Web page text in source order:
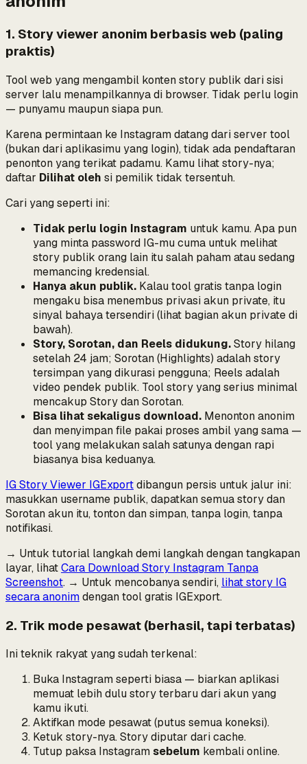
1. Story viewer anonim berbasis web (paling
praktis)
Tool web yang mengambil konten story publik dari sisi
server lalu menampilkannya di browser. Tidak perlu login
— punyamu maupun siapa pun.
Karena permintaan ke Instagram datang dari server tool
(bukan dari aplikasimu yang login), tidak ada pendaftaran
penonton yang terikat padamu. Kamu lihat story-nya;
daftar Dilihat oleh si pemilik tidak tersentuh.
Cari yang seperti ini:
Tidak perlu login Instagram untuk kamu. Apa pun
yang minta password IG-mu cuma untuk melihat
story publik orang lain itu salah paham atau sedang
memancing kredensial.
Hanya akun publik. Kalau tool gratis tanpa login
mengaku bisa menembus privasi akun private, itu
sinyal bahaya tersendiri (lihat bagian akun private di
bawah).
Story, Sorotan, dan Reels didukung.Story hilang
setelah 24 jam; Sorotan (Highlights) adalah story
tersimpan yang dikurasi pengguna; Reels adalah
video pendek publik. Tool story yang serius minimal
mencakup Story dan Sorotan.
Bisa lihat sekaligus download. Menonton anonim
dan menyimpan file pakai proses ambil yang sama —
tool yang melakukan salah satunya dengan rapi
biasanya bisa keduanya.
IG Story Viewer IGExportdibangun persis untuk jalur ini:
masukkan username publik, dapatkan semua story dan
Sorotan akun itu, tonton dan simpan, tanpa login, tanpa
notifikasi.
→ Untuk tutorial langkah demi langkah dengan tangkapan
layar, lihatCara Download Story Instagram Tanpa
Screenshot. → Untuk mencobanya sendiri, lihat story IG
secara anonimdengan tool gratis IGExport.
2. Trik mode pesawat (berhasil, tapi terbatas)
Ini teknik rakyat yang sudah terkenal:
Buka Instagram seperti biasa — biarkan aplikasi
memuat lebih dulu story terbaru dari akun yang
kamu ikuti.
Aktifkan mode pesawat (putus semua koneksi).
Ketuk story-nya. Story diputar dari cache.
Tutup paksa Instagramsebelum kembali online.